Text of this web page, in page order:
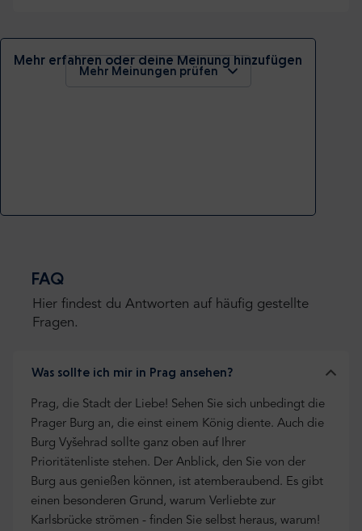
Mehr erfahren oder deine Meinung hinzufügen
Mehr Meinungen prüfen
FAQ
Hier findest du Antworten auf häufig gestellte
Fragen.
Was sollte ich mir in Prag ansehen?
Prag, die Stadt der Liebe! Sehen Sie sich unbedingt die
Prager Burg an, die einst einem König diente. Auch die
Burg Vyšehrad sollte ganz oben auf Ihrer
Prioritätenliste stehen. Der Anblick, den Sie von der
Burg aus genießen können, ist atemberaubend. Es gibt
einen besonderen Grund, warum Verliebte zur
Karlsbrücke strömen - finden Sie selbst heraus, warum!